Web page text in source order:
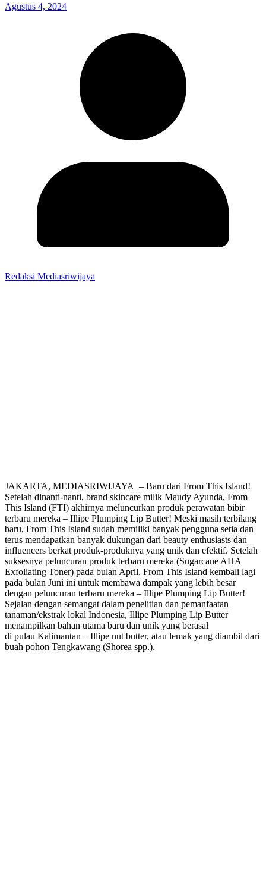
Agustus 4, 2024
Redaksi Mediasriwijaya
JAKARTA, MEDIASRIWIJAYA – Baru dari From This Island!
Setelah dinanti-nanti, brand skincare milik Maudy Ayunda, From
This Island (FTI) akhirnya meluncurkan produk perawatan bibir
terbaru mereka – Illipe Plumping Lip Butter! Meski masih terbilang
baru, From This Island sudah memiliki banyak pengguna setia dan
terus mendapatkan banyak dukungan dari beauty enthusiasts dan
influencers berkat produk-produknya yang unik dan efektif. Setelah
suksesnya peluncuran produk terbaru mereka (Sugarcane AHA
Exfoliating Toner) pada bulan April, From This Island kembali lagi
pada bulan Juni ini untuk membawa dampak yang lebih besar
dengan peluncuran terbaru mereka – Illipe Plumping Lip Butter!
Sejalan dengan semangat dalam penelitian dan pemanfaatan
tanaman/ekstrak lokal Indonesia, Illipe Plumping Lip Butter
menampilkan bahan utama baru dan unik yang berasal
di pulau Kalimantan – Illipe nut butter, atau lemak yang diambil dari
buah pohon Tengkawang (Shorea spp.).